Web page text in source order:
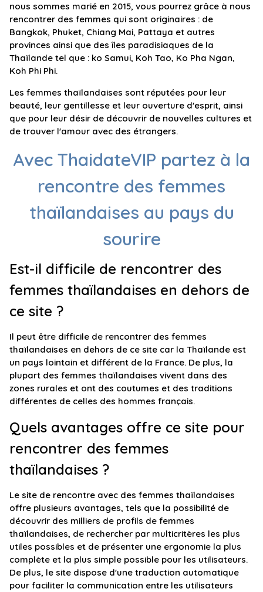
nous sommes marié en 2015, vous pourrez grâce à nous
rencontrer des femmes qui sont originaires : de
Bangkok, Phuket, Chiang Mai, Pattaya et autres
provinces ainsi que des îles paradisiaques de la
Thaïlande tel que : ko Samui, Koh Tao, Ko Pha Ngan,
Koh Phi Phi.
Les femmes thaïlandaises sont réputées pour leur
beauté, leur gentillesse et leur ouverture d'esprit, ainsi
que pour leur désir de découvrir de nouvelles cultures et
de trouver l'amour avec des étrangers.
Avec ThaidateVIP partez à la
rencontre des femmes
thaïlandaises au pays du
sourire
Est-il difficile de rencontrer des
femmes thaïlandaises en dehors de
ce site ?
Il peut être difficile de rencontrer des femmes
thaïlandaises en dehors de ce site car la Thaïlande est
un pays lointain et différent de la France. De plus, la
plupart des femmes thaïlandaises vivent dans des
zones rurales et ont des coutumes et des traditions
différentes de celles des hommes français.
Quels avantages offre ce site pour
rencontrer des femmes
thaïlandaises ?
Le site de rencontre avec des femmes thaïlandaises
offre plusieurs avantages, tels que la possibilité de
découvrir des milliers de profils de femmes
thaïlandaises, de rechercher par multicritères les plus
utiles possibles et de présenter une ergonomie la plus
complète et la plus simple possible pour les utilisateurs.
De plus, le site dispose d'une traduction automatique
pour faciliter la communication entre les utilisateurs